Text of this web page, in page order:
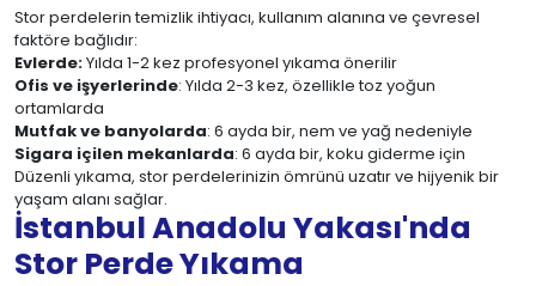
Stor perdelerin temizlik ihtiyacı, kullanım alanına ve çevresel
faktöre bağlıdır:
Evlerde:Yılda 1-2 kez profesyonel yıkama önerilir
Ofis ve işyerlerinde: Yılda 2-3 kez, özellikle toz yoğun
ortamlarda
Mutfak ve banyolarda: 6 ayda bir, nem ve yağ nedeniyle
Sigara içilen mekanlarda: 6 ayda bir, koku giderme için
Düzenli yıkama, stor perdelerinizin ömrünü uzatır ve hijyenik bir
yaşam alanı sağlar.
İstanbul Anadolu Yakası'nda
Stor Perde Yıkama